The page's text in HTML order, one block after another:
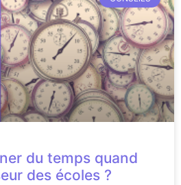
du temps quand
des écoles ?